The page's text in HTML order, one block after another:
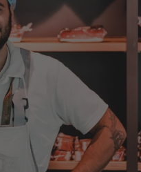
hervorragend.
sind super.
9.8.2026